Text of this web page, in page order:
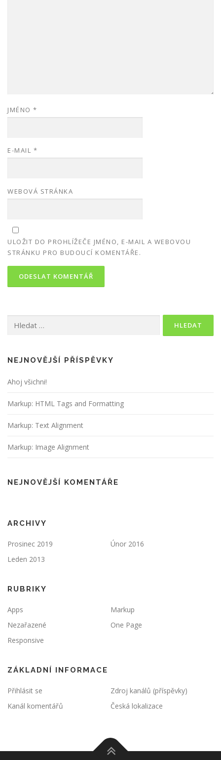
JMÉNO *
E-MAIL *
WEBOVÁ STRÁNKA
ULOŽIT DO PROHLÍŽEČE JMÉNO, E-MAIL A WEBOVOU
STRÁNKU PRO BUDOUCÍ KOMENTÁŘE.
NEJNOVĚJŠÍ PŘÍSPĚVKY
Ahoj všichni!
Markup: HTML Tags and Formatting
Markup: Text Alignment
Markup: Image Alignment
NEJNOVĚJŠÍ KOMENTÁŘE
ARCHIVY
Prosinec 2019
Únor 2016
Leden 2013
RUBRIKY
Apps
Markup
Nezařazené
One Page
Responsive
ZÁKLADNÍ INFORMACE
Přihlásit se
Zdroj kanálů (příspěvky)
Kanál komentářů
Česká lokalizace